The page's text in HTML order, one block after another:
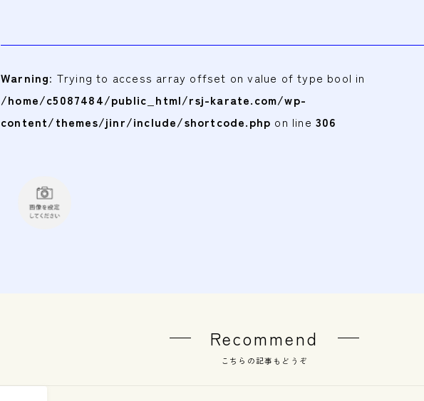
Warning: Trying to access array offset on value of type bool in
/home/c5087484/public_html/rsj-karate.com/wp-
content/themes/jinr/include/shortcode.php on line306
Recommend
こちらの記事もどうぞ